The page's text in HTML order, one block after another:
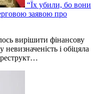
“Їх убили, бо вони
заявою про
вирішити фінансову
і обіцяла